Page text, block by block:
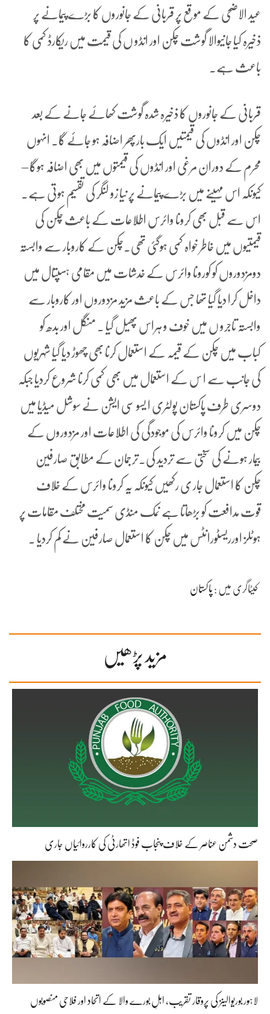
عید الاضحی کے موقع پر قربانی کے جانوروں کا بڑے پیمانے پر
ذخیرہ کیا جانیوالا گوشت چکن اور انڈو ں کی قیمت میں ریکارڈ کمی کا
باعث ہے۔
قربانی کے جانوروں کا ذخیرہ شدہ گوشت کھائے جانے کے بعد
چکن اور انڈوں کی قیمتیں ایک بارپھر اضافہ ہو جائے گا۔ انہوں
محرم کے دوران مرغی اور انڈوں کی قیمتوں میں بھی اضافہ ہوگا –
کیونکہ اس مہینے میں بڑے پیمانے پر نیا زو لنگر کی تقسیم ہوتی ہے۔
اس سے قبل بھی کرونا وائرس اطلاعات کے باعث چکن کی
قیمتیوں میں خاطر خواہ کمی ہوگئی تھی۔چکن کے کاروبار سے وابستہ
دومزدوروں کو کورونا وائرس کے خدشات میں مقامی ہسپتال میں
داخل کرا دیا گیا تھا جس کے باعث مزید مزدوروں اور کاروبار سے
وابستہ تاجرو ں میں خوف و ہراس پھیل گیا ۔ منگل اور بدھ کو
کباب میں چکن کے قیمہ کے استعمال کرنا بھی چھوڑ دیا گیا شہریوں
کی جانب سے ا س کے استعمال میں بھی کمی کرنا شروع کردیا جبکہ
دوسری طرف پاکستان پولٹری ا یسو سی ایشن نے سوشل میڈیا میں
چکن میں کرونا وائرس کی موجودگی کی اطلاعات اور مزدوروں کے
بیمار ہونے کی سختی سے تردید کی۔ترجمان کے مطابق صارفین
چکن کا استعمال جار ی رکھیں کیونکہ یہ کرونا وائرس کے خلاف
قوت مدافعت کو بڑھاتا ہے نمک منڈی سمیت مختلف مقامات پر
ہوٹلز اورریسٹورانٹس میں چکن کا استعمال صارفین نے کم کردیا ۔
کیٹاگری میں : پاکستان
مزید پڑھیں
صحت دشمن عناصر کے خلاف پنجاب فوڈ اتھارٹی کی کارروائیاں جاری
لاہور بوریوالینز کی پروقار تقریب، اہلِ بورے والا کے اتحاد اور فلاحی منصوبوں